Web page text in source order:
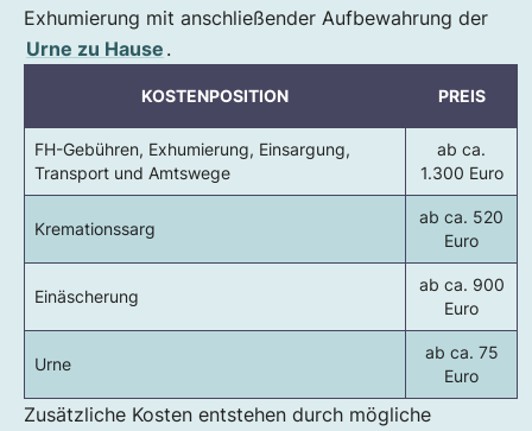
Exhumierung mit anschließender Aufbewahrung der
Urne zu Hause .
KOSTENPOSITION PREIS
FH-Gebühren, Exhumierung, Einsargung,
Transport und Amtswege
ab ca.
1.300 Euro
Kremationssarg
ab ca. 520
Euro
Einäscherung
ab ca. 900
Euro
Urne
ab ca. 75
Euro
Zusätzliche Kosten entstehen durch mögliche